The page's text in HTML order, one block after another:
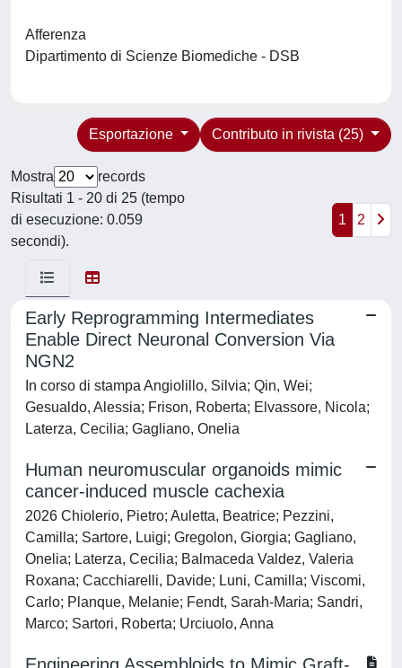
Afferenza
Dipartimento di Scienze Biomediche - DSB
Contributo in rivista (25)
Esportazione
Mostra
records
Risultati 1 - 20 di 25 (tempo
di esecuzione: 0.059
secondi).
1 2
Early Reprogramming Intermediates
Enable Direct Neuronal Conversion Via
NGN2
In corso di stampa Angiolillo, Silvia; Qin, Wei;
Gesualdo, Alessia; Frison, Roberta; Elvassore, Nicola;
Laterza, Cecilia; Gagliano, Onelia
Human neuromuscular organoids mimic
cancer-induced muscle cachexia
2026 Chiolerio, Pietro; Auletta, Beatrice; Pezzini,
Camilla; Sartore, Luigi; Gregolon, Giorgia; Gagliano,
Onelia; Laterza, Cecilia; Balmaceda Valdez, Valeria
Roxana; Cacchiarelli, Davide; Luni, Camilla; Viscomi,
Carlo; Planque, Melanie; Fendt, Sarah-Maria; Sandri,
Marco; Sartori, Roberta; Urciuolo, Anna